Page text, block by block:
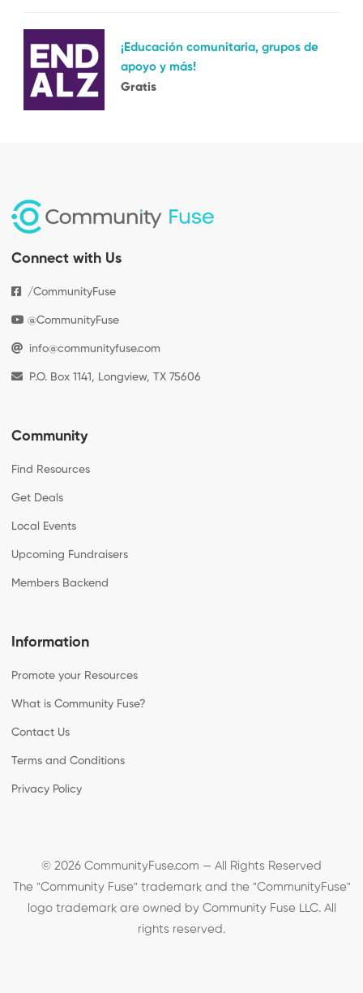
¡Educación comunitaria, grupos de
apoyo y más!
Gratis
Connect with Us
/CommunityFuse
@CommunityFuse
info@communityfuse.com
P.O. Box 1141, Longview, TX 75606
Community
Find Resources
Get Deals
Local Events
Upcoming Fundraisers
Members Backend
Information
Promote your Resources
What is Community Fuse?
Contact Us
Terms and Conditions
Privacy Policy
© 2026 CommunityFuse.com — All Rights Reserved
The "Community Fuse" trademark and the "CommunityFuse"
logo trademark are owned by Community Fuse LLC. All
rights reserved.